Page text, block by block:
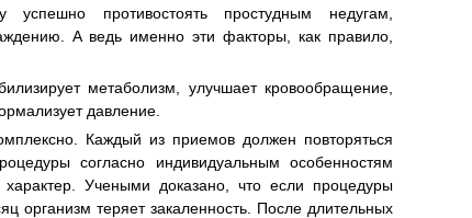
успешно противостоять простудным недугам,
А ведь именно эти факторы, как правило,
метаболизм, улучшает кровообращение,
давление.
Каждый из приемов должен повторяться
согласно индивидуальным особенностям
Учеными доказано, что если процедуры
организм теряет закаленность. После длительных